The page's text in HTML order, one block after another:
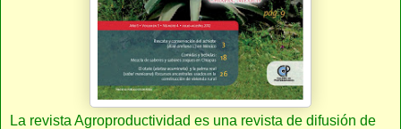
La revista Agroproductividad es una revista de difusión de